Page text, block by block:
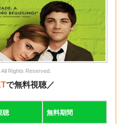
Rights Reserved.
で無料視聴／
聴 無料期間